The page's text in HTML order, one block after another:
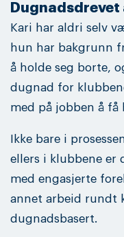
Dugnadsdrevet
Kari har aldri selv
hun har bakgrunn
å holde seg borte,
dugnad for
med på jobben å få
Ikke bare i
ellers i klubbene er
med engasjerte
annet arbeid rundt
dugnadsbasert.